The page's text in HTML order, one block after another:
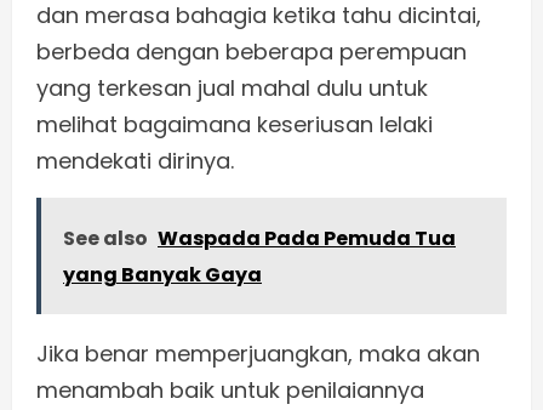
dan merasa bahagia ketika tahu dicintai,
berbeda dengan beberapa perempuan
yang terkesan jual mahal dulu untuk
melihat bagaimana keseriusan lelaki
mendekati dirinya.
See also Waspada Pada Pemuda Tua
yang Banyak Gaya
Jika benar memperjuangkan, maka akan
menambah baik untuk penilaiannya